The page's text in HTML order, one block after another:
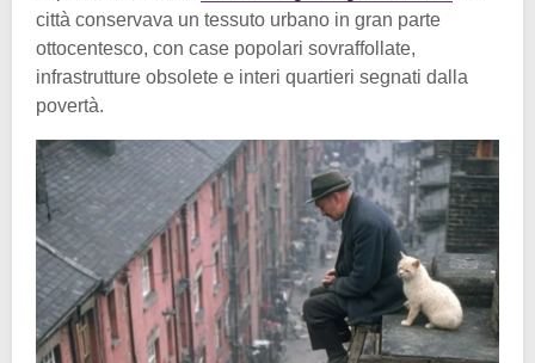
città conservava un tessuto urbano in gran parte
ottocentesco, con case popolari sovraffollate,
infrastrutture obsolete e interi quartieri segnati dalla
povertà.